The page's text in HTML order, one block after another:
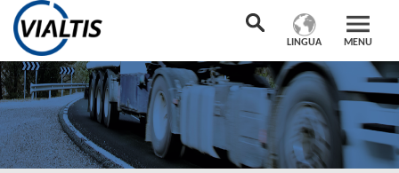
MENU
LINGUA